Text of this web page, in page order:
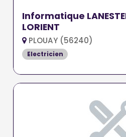
Informatique
LORIENT
PLOUAY (56240)
Electricien